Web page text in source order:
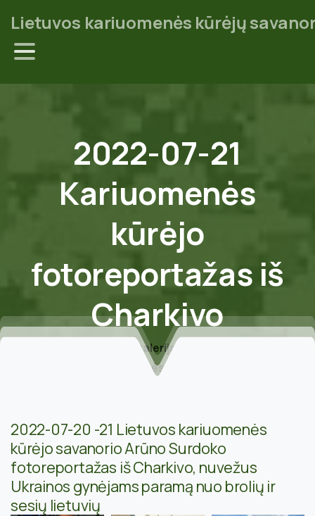
Lietuvos kariuomenės kūrėjų
2022-07-21
Kariuomenės
kūrėjo
fotoreportažas iš
Charkivo
Fotogalerija
2022-07-21 Kariuomenės kūrėjo fotoreportažas iš
2022-07-20 -21 Lietuvos kariuomenės
kūrėjo savanorio Arūno Surdoko
fotoreportažas iš Charkivo, nuvežus
Ukrainos gynėjams paramą nuo brolių ir
sesių lietuvių